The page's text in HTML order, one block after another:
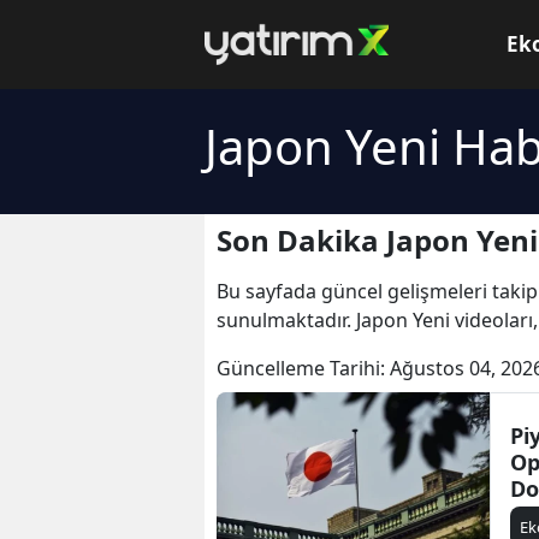
Japon Yeni
Son Dakika Japon
Bu sayfada güncel gelişmeleri
sunulmaktadır. Japon Yeni
Güncelleme Tarihi: Ağustos 04,